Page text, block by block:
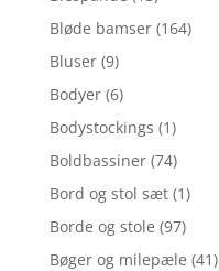
Bløde bamser (164)
Bluser (9)
Bodyer (6)
Bodystockings (1)
Boldbassiner (74)
Bord og stol sæt (1)
Borde og stole (97)
Bøger og milepæle (41)